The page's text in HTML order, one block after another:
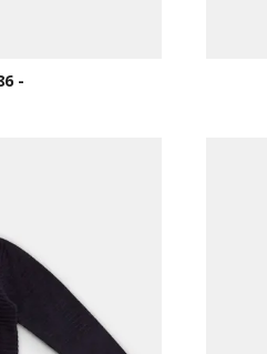
-